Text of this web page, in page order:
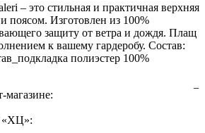
– это стильная и практичная верхняя
поясом. Изготовлен из 100%
защиту от ветра и дождя. Плащ
к вашему гардеробу. Состав:
полиэстер 100%
магазине:
«ХЦ»: